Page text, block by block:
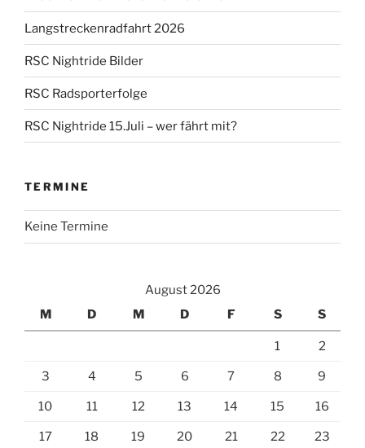
Langstreckenradfahrt 2026
RSC Nightride Bilder
RSC Radsporterfolge
RSC Nightride 15.Juli – wer fährt mit?
TERMINE
Keine Termine
August 2026
M
D M D F S S
1 2
3 4 5 6 7 8 9
10 11 12 13 14 15 16
17 18 19 20 21 22 23